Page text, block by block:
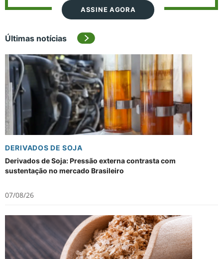
ASSINE AGORA
Últimas notícias
DERIVADOS DE SOJA
Derivados de Soja: Pressão externa contrasta com
sustentação no mercado Brasileiro
07/08/26